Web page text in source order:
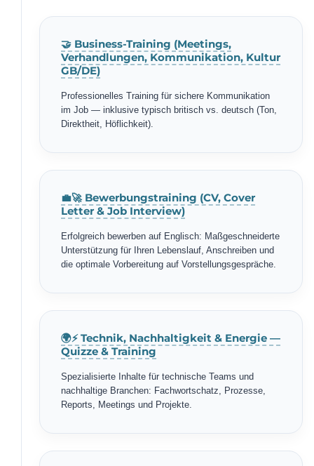
🤝 Business-Training (Meetings,
Verhandlungen, Kommunikation, Kultur
GB/DE)
Professionelles Training für sichere Kommunikation
im Job — inklusive typisch britisch vs. deutsch (Ton,
Direktheit, Höflichkeit).
💼🚀 Bewerbungstraining (CV, Cover
Letter & Job Interview)
Erfolgreich bewerben auf Englisch: Maßgeschneiderte
Unterstützung für Ihren Lebenslauf, Anschreiben und
die optimale Vorbereitung auf Vorstellungsgespräche.
🌍⚡ Technik, Nachhaltigkeit & Energie —
Quizze & Training
Spezialisierte Inhalte für technische Teams und
nachhaltige Branchen: Fachwortschatz, Prozesse,
Reports, Meetings und Projekte.